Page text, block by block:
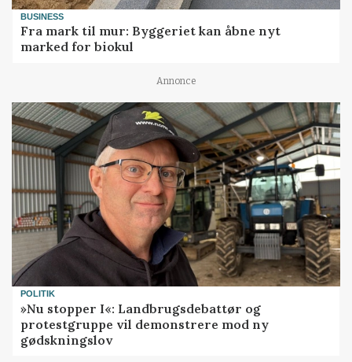
BUSINESS
Fra mark til mur: Byggeriet kan åbne nyt
marked for biokul
Annonce
POLITIK
»Nu stopper I«: Landbrugsdebattør og
protestgruppe vil demonstrere mod ny
gødskningslov